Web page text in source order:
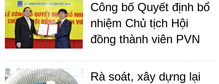
Công bố Quyết định bổ
nhiệm Chủ tịch Hội
đồng thành viên PVN
Rà soát, xây dựng lại